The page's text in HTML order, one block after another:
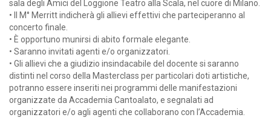
sala degli Amici del Loggione Teatro alla Scala, nel cuore di Milano.
• Il M° Merritt indicherà gli allievi effettivi che parteciperanno al
concerto finale.
• È opportuno munirsi di abito formale elegante.
• Saranno invitati agenti e/o organizzatori.
• Gli allievi che a giudizio insindacabile del docente si saranno
distinti nel corso della Masterclass per particolari doti artistiche,
potranno essere inseriti nei programmi delle manifestazioni
organizzate da Accademia Cantoalato, e segnalati ad
organizzatori e/o agli agenti che collaborano con l’Accademia.